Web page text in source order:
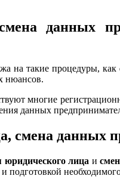
данных
на такие процедуры, как
нюансов.
многие
данных
смена данных
юридического лица и